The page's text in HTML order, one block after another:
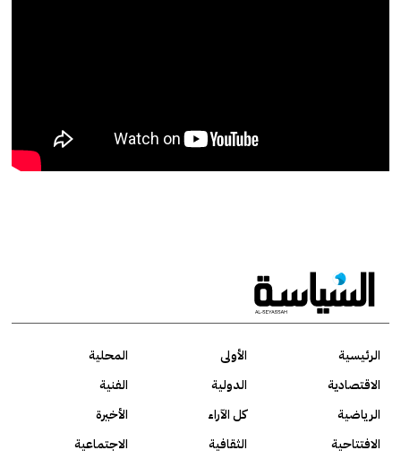
الرئيسية الأولى
المحلية
الاقتصادية
الدولية
الفنية
الرياضية
كل الآراء
الأخيرة
الافتتاحية
الثقافية الاجتماعية